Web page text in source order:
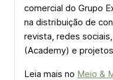
comercial do Grupo
na distribuição de
revista, redes
(Academy) e
Leia mais no Meio &